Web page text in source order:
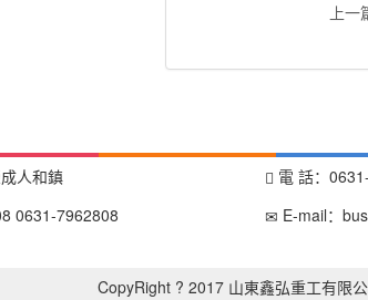
上一
人和鎮
0631-7962808
電 話：
E-mail：
CopyRight ? 2017 山東鑫弘重工有限